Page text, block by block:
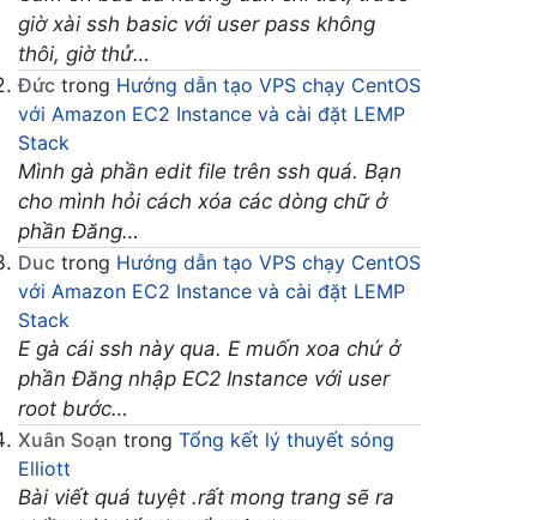
giờ xài ssh basic với user pass không
thôi, giờ thử…
Đức trong Hướng dẫn tạo VPS chạy CentOS
với Amazon EC2 Instance và cài đặt LEMP
Stack
Mình gà phần edit file trên ssh quá. Bạn
cho mình hỏi cách xóa các dòng chữ ở
phần Đăng…
Duc trong Hướng dẫn tạo VPS chạy CentOS
với Amazon EC2 Instance và cài đặt LEMP
Stack
E gà cái ssh này qua. E muốn xoa chứ ở
phần Đăng nhập EC2 Instance với user
root bước…
Xuân Soạn trong Tổng kết lý thuyết sóng
Elliott
Bài viết quá tuyệt .rất mong trang sẽ ra